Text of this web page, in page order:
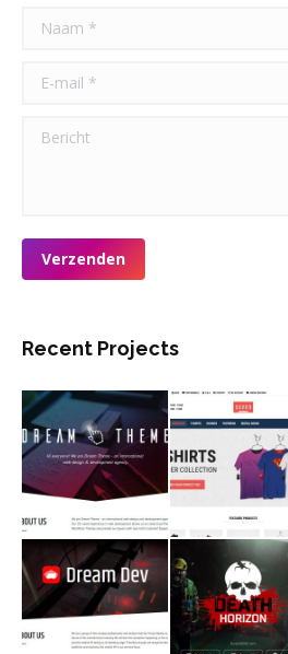
Naam *
E-mail *
Bericht
Verzenden
Recent Projects